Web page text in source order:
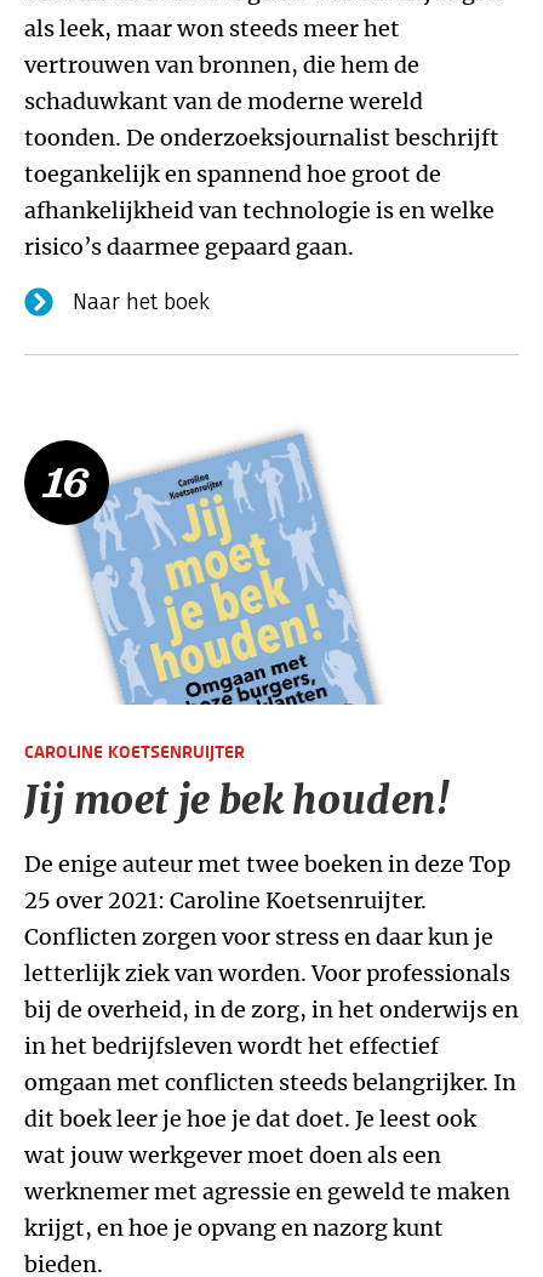
als leek, maar won steeds meer het
vertrouwen van bronnen, die hem de
schaduwkant van de moderne wereld
toonden. De onderzoeksjournalist beschrijft
toegankelijk en spannend hoe groot de
afhankelijkheid van technologie is en welke
risico’s daarmee gepaard gaan.
Naar het boek
16
CAROLINE KOETSENRUIJTER
Jij moet je bek houden!
De enige auteur met twee boeken in deze Top
25 over 2021: Caroline Koetsenruijter.
Conflicten zorgen voor stress en daar kun je
letterlijk ziek van worden. Voor professionals
bij de overheid, in de zorg, in het onderwijs en
in het bedrijfsleven wordt het effectief
omgaan met conflicten steeds belangrijker. In
dit boek leer je hoe je dat doet. Je leest ook
wat jouw werkgever moet doen als een
werknemer met agressie en geweld te maken
krijgt, en hoe je opvang en nazorg kunt
bieden.